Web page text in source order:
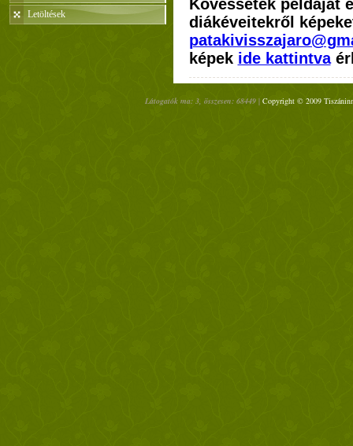
Letöltések
Kövessétek példáját
diákéveitekről
képek ide kattintva
Látogatók ma: 3, összesen: 68449 | Copyright © 2009